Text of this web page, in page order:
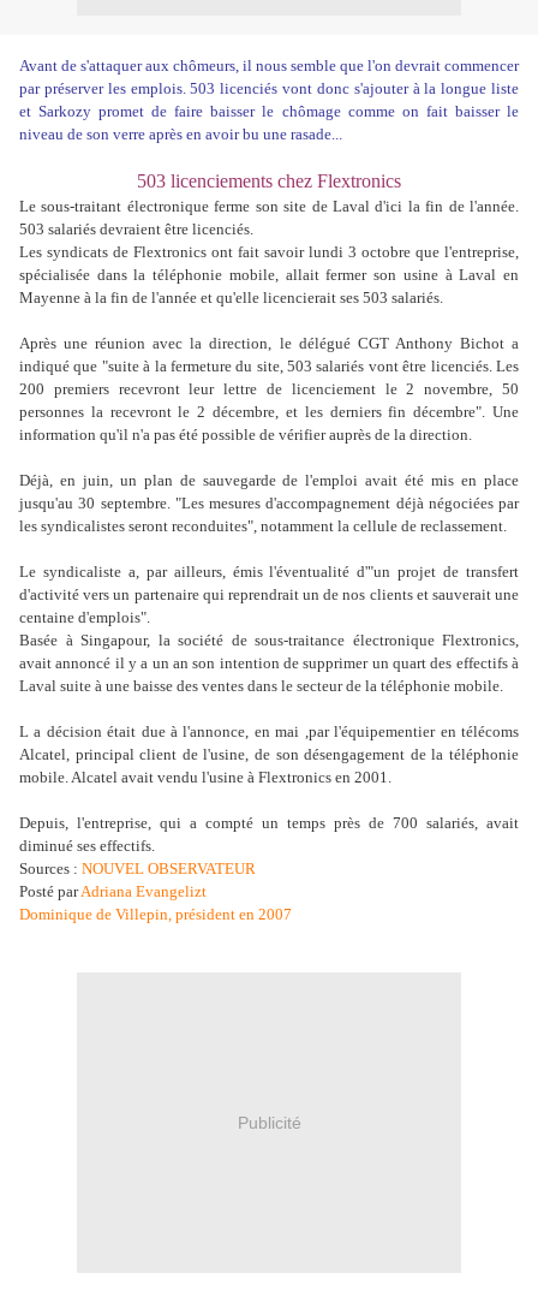
Avant de s'attaquer aux chômeurs, il nous semble que l'on devrait commencer
par préserver les emplois. 503 licenciés vont donc s'ajouter à la longue liste
et Sarkozy promet de faire baisser le chômage comme on fait baisser le
niveau de son verre après en avoir bu une rasade...
503 licenciements chez Flextronics
Le sous-traitant électronique ferme son site de Laval d'ici la fin de l'année.
503 salariés devraient être licenciés.
Les syndicats de Flextronics ont fait savoir lundi 3 octobre que l'entreprise,
spécialisée dans la téléphonie mobile, allait fermer son usine à Laval en
Mayenne à la fin de l'année et qu'elle licencierait ses 503 salariés.
Après une réunion avec la direction, le délégué CGT Anthony Bichot a
indiqué que "suite à la fermeture du site, 503 salariés vont être licenciés. Les
200 premiers recevront leur lettre de licenciement le 2 novembre, 50
personnes la recevront le 2 décembre, et les derniers fin décembre". Une
information qu'il n'a pas été possible de vérifier auprès de la direction.
Déjà, en juin, un plan de sauvegarde de l'emploi avait été mis en place
jusqu'au 30 septembre. "Les mesures d'accompagnement déjà négociées par
les syndicalistes seront reconduites", notamment la cellule de reclassement.
Le syndicaliste a, par ailleurs, émis l'éventualité d'"un projet de transfert
d'activité vers un partenaire qui reprendrait un de nos clients et sauverait une
centaine d'emplois".
Basée à Singapour, la société de sous-traitance électronique Flextronics,
avait annoncé il y a un an son intention de supprimer un quart des effectifs à
Laval suite à une baisse des ventes dans le secteur de la téléphonie mobile.
L a décision était due à l'annonce, en mai ,par l'équipementier en télécoms
Alcatel, principal client de l'usine, de son désengagement de la téléphonie
mobile. Alcatel avait vendu l'usine à Flextronics en 2001.
Depuis, l'entreprise, qui a compté un temps près de 700 salariés, avait
diminué ses effectifs.
Sources : NOUVEL OBSERVATEUR
Posté parAdriana Evangelizt
Dominique de Villepin, président en 2007
Publicité